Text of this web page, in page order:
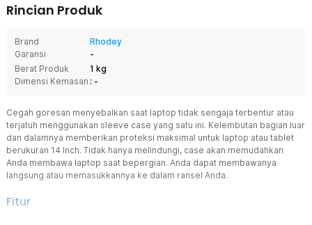
Rincian Produk
Brand
Rhodey
Garansi
-
Berat Produk
1 kg
Dimensi Kemasan : -
Cegah goresan menyebalkan saat laptop tidak sengaja terbentur atau
terjatuh menggunakan sleeve case yang satu ini. Kelembutan bagian luar
dan dalamnya memberikan proteksi maksimal untuk laptop atau tablet
berukuran 14 Inch. Tidak hanya melindungi, case akan memudahkan
Anda membawa laptop saat bepergian. Anda dapat membawanya
langsung atau memasukkannya ke dalam ransel Anda.
Fitur